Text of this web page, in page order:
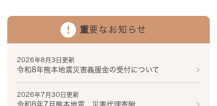
重要なお知らせ
2026年8月3日更新
令和8年熊本地震災害義援金の受付について
2026年7月30日更新
令和8年7月熊本地震 災害代理寄附